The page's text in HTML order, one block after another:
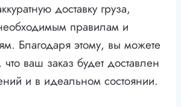
доставку груза,
правилам и
Благодаря этому, вы можете
ваш заказ будет доставлен
и в идеальном состоянии.